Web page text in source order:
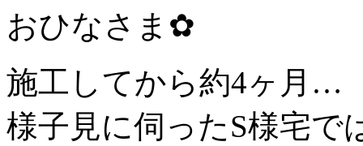
おひなさま✿
施工してから約4ヶ月…
様子見に伺ったS様宅